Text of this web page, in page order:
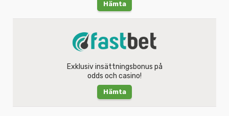
Hämta
Exklusiv insättningsbonus på
odds och casino!
Hämta